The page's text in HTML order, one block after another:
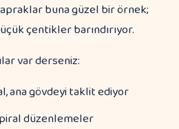
buna güzel bir örnek;
çentikler barındırıyor.
var derseniz:
ana gövdeyi taklit ediyor
düzenlemeler